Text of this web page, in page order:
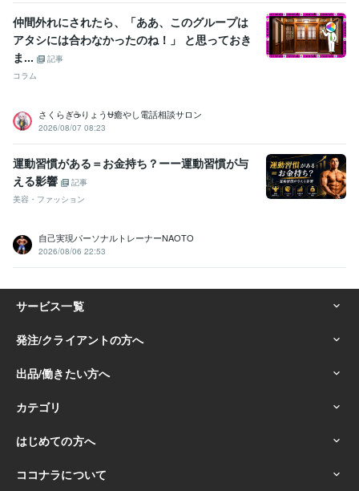
仲間外れにされたら、「ああ、このグループは
アタシには合わなかったのね！」 と思っておき
ま...
記事
コラム
さくらぎ☕りょう⛎癒やし電話相談サロン
2026/08/07 08:23
運動習慣がある＝お金持ち？ーー運動習慣が与
える影響
記事
美容・ファッション
自己実現パーソナルトレーナーNAOTO
2026/08/06 22:53